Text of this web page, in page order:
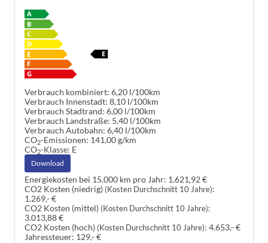
Verbrauch kombiniert: 6,20 l/100km
Verbrauch Innenstadt: 8,10 l/100km
Verbrauch Stadtrand: 6,00 l/100km
Verbrauch Landstraße: 5,40 l/100km
Verbrauch Autobahn: 6,40 l/100km
CO2-Emissionen: 141,00 g/km
CO2-Klasse: E
Download
Energiekosten bei 15.000 km pro Jahr: 1.621,92 €
CO2 Kosten (niedrig) (Kosten Durchschnitt 10 Jahre):
1.269,- €
CO2 Kosten (mittel) (Kosten Durchschnitt 10 Jahre):
3.013,88 €
CO2 Kosten (hoch) (Kosten Durchschnitt 10 Jahre): 4.653,- €
Jahressteuer: 129,- €